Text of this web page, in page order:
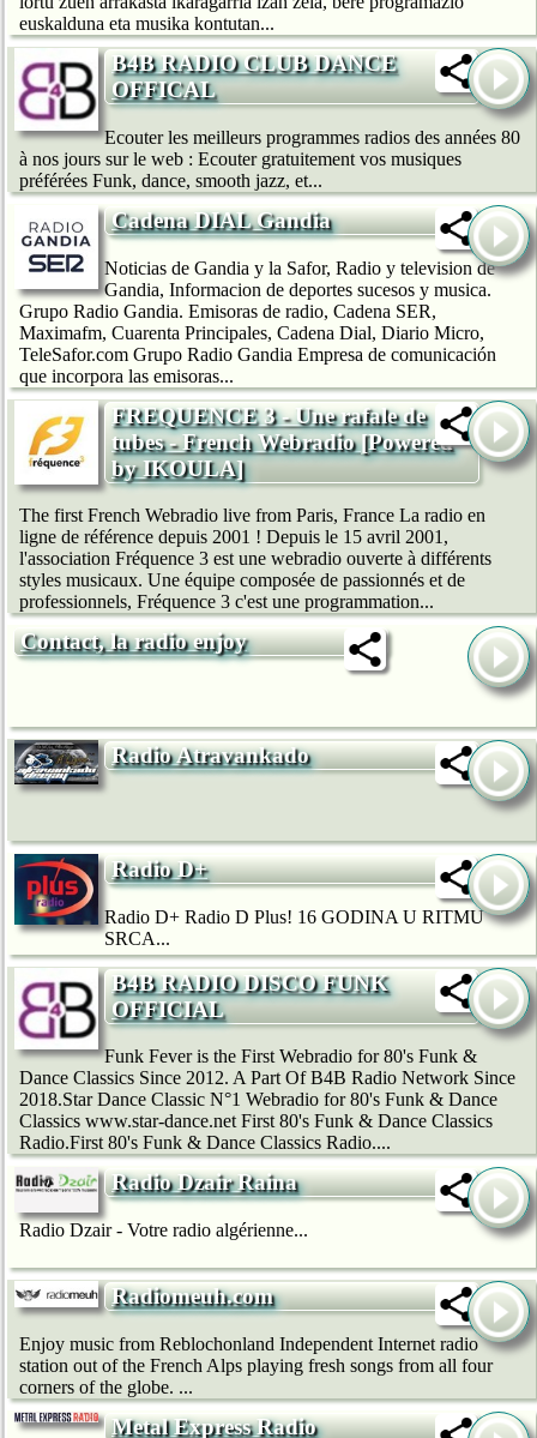
euskalduna eta musika kontutan...
B4B RADIO CLUB DANCE
OFFICAL
Ecouter les meilleurs programmes radios des années 80
à nos jours sur le web : Ecouter gratuitement vos musiques
préférées Funk, dance, smooth jazz, et...
Cadena DIAL Gandia
Noticias de Gandia y la Safor, Radio y television de
Gandia, Informacion de deportes sucesos y musica.
Grupo Radio Gandia. Emisoras de radio, Cadena SER,
Maximafm, Cuarenta Principales, Cadena Dial, Diario Micro,
TeleSafor.com Grupo Radio Gandia Empresa de comunicación
que incorpora las emisoras...
FREQUENCE 3 - Une rafale de
tubes - French Webradio [Powered
by IKOULA]
The first French Webradio live from Paris, France La radio en
ligne de référence depuis 2001 ! Depuis le 15 avril 2001,
l'association Fréquence 3 est une webradio ouverte à différents
styles musicaux. Une équipe composée de passionnés et de
professionnels, Fréquence 3 c'est une programmation...
Contact, la radio enjoy
Radio Atravankado
Radio D+
Radio D+ Radio D Plus! 16 GODINA U RITMU
SRCA...
B4B RADIO DISCO FUNK
OFFICIAL
Funk Fever is the First Webradio for 80's Funk &
Dance Classics Since 2012. A Part Of B4B Radio Network Since
2018.Star Dance Classic N°1 Webradio for 80's Funk & Dance
Classics www.star-dance.net First 80's Funk & Dance Classics
Radio.First 80's Funk & Dance Classics Radio....
Radio Dzair Raina
Radio Dzair - Votre radio algérienne...
Radiomeuh.com
Enjoy music from Reblochonland Independent Internet radio
station out of the French Alps playing fresh songs from all four
corners of the globe. ...
Metal Express Radio